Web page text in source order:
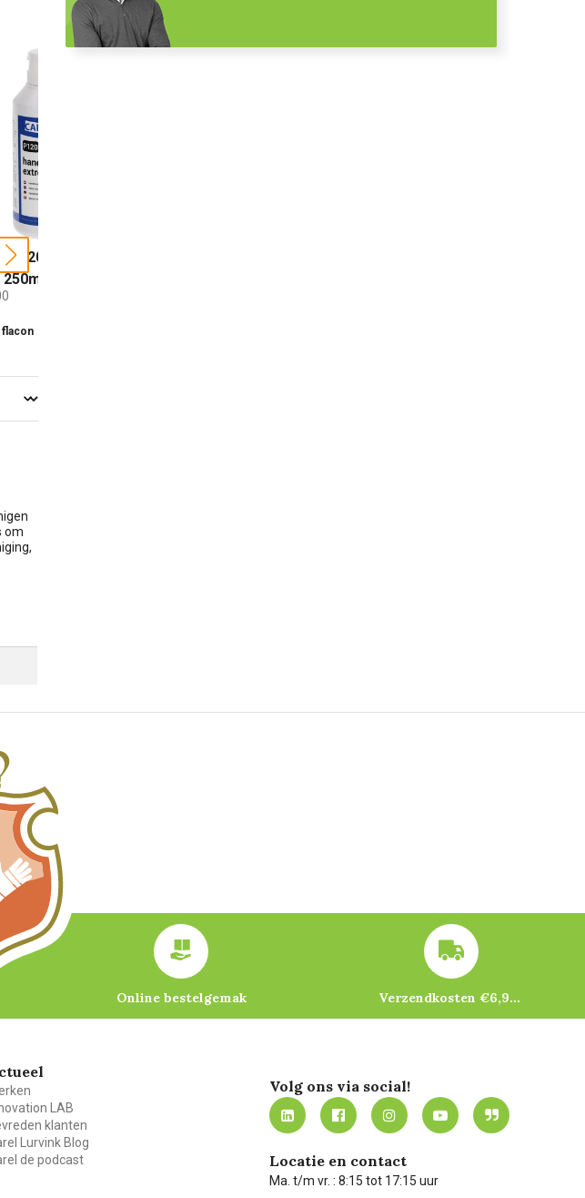
P120 handreiniger
flacon
ML
next
om
Online bestelgemak Verzendkosten €6,95 – gratis bij je eerste bestelling vanaf €200
LAB
klanten
Lurvink Blog
de podcast
Volg ons via social!
Locatie en contact
Ma. t/m vr. : 8:15 tot 17:15 uur